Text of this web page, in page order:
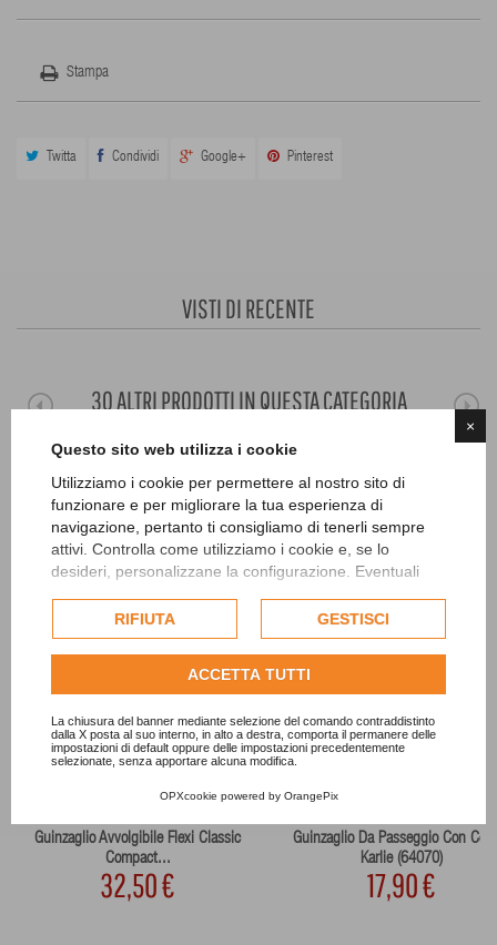
×
Questo sito web utilizza i cookie
Utilizziamo i cookie per permettere al nostro sito di
funzionare e per migliorare la tua esperienza di
navigazione, pertanto ti consigliamo di tenerli sempre
attivi. Controlla come utilizziamo i cookie e, se lo
desideri, personalizzane la configurazione. Eventuali
esclusivamente previa acquisizione del consenso
dell'utente.
Consulta l'informativa cookie completa.
RIFIUTA GESTISCI
ACCETTA TUTTI
La chiusura del banner mediante selezione del comando contraddistinto
dalla X posta al suo interno, in alto a destra, comporta il permanere delle
impostazioni di default oppure delle impostazioni precedentemente
selezionate, senza apportare alcuna modifica.
OPXcookie powered by OrangePix
Stampa
Twitta Condividi Google+ Pinterest
VISTI DI RECENTE
30 ALTRI PRODOTTI IN QUESTA CATEGORIA
Guinzaglio Avvolgibile Flexi Classic
Compact...
32,50 €
Guinzaglio Da Passeggio Con
Karlie (64070)
17,90 €